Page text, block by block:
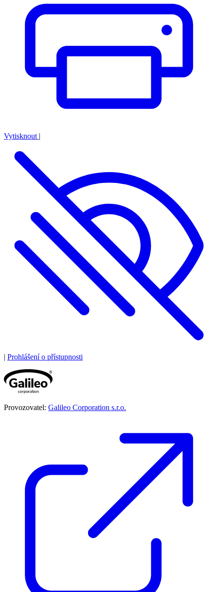
Vytisknout |
| Prohlášení o přístupnosti
Provozovatel: Galileo Corporation s.r.o.